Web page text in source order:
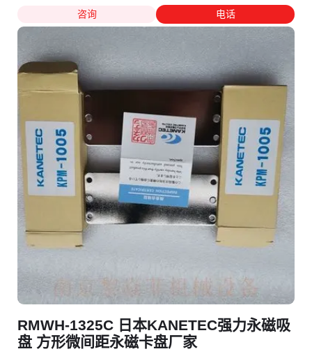
咨询
电话
RMWH-1325C 日本KANETEC强力永磁吸
盘 方形微间距永磁卡盘厂家